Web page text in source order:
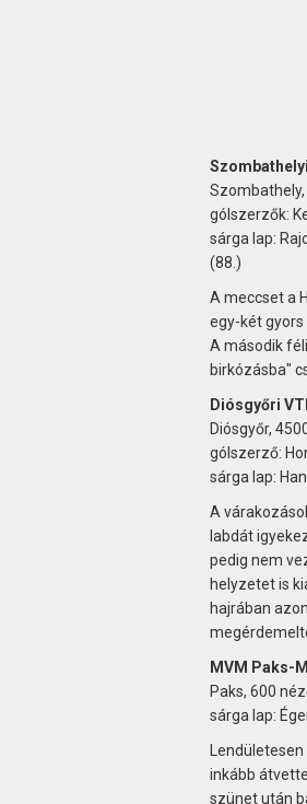
Szombathely,
gólszerzők:
sárga lap:
(88.)
A meccset a
egy-két
A második
birkózásba"
Diósgyőri
Diósgyőr,
gólszerző:
sárga lap:
A
labdát
pedig nem
helyzetet is
hajrában
MVM Paks-
Paks, 600
sárga lap:
inkább
szünet után